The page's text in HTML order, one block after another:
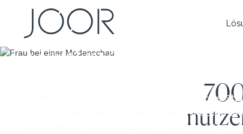
intelligenten
Vertrieb
Erstellen Sie eindrucksvolle digitale Mode-
mit Drag-and-Drop-Vorlagen, 360°-Medien
einkaufbaren Lookbooks, um mehr